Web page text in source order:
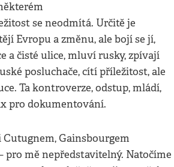
se neodmítá. Určitě je
Evropu a změnu, ale bojí se jí,
a čisté ulice, mluví rusky, zpívají
posluchače, cítí příležitost, ale
Ta kontroverze, odstup, mládí,
pro dokumentování.
Gainsbourgem
pro mě nepředstavitelný. Natočíme